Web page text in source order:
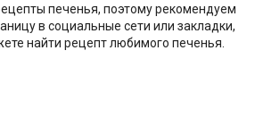
печенья, поэтому рекомендуем
в социальные сети или закладки,
найти рецепт любимого печенья.